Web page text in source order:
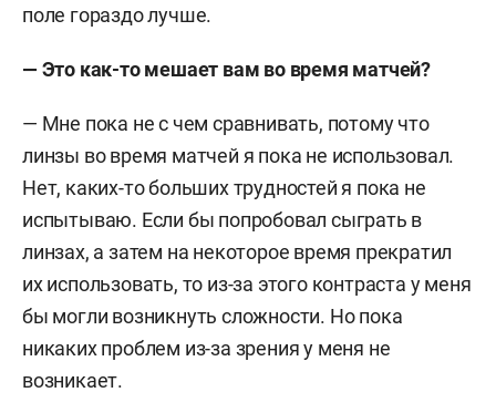
поле гораздо лучше.
— Это как-то мешает вам во время матчей?
— Мне пока не с чем сравнивать, потому что
линзы во время матчей я пока не использовал.
Нет, каких-то больших трудностей я пока не
испытываю. Если бы попробовал сыграть в
линзах, а затем на некоторое время прекратил
их использовать, то из-за этого контраста у меня
бы могли возникнуть сложности. Но пока
никаких проблем из-за зрения у меня не
возникает.